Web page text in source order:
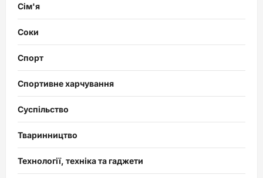
Сім'я
Соки
Спорт
Спортивне харчування
Суспільство
Тваринництво
Технології, техніка та гаджети